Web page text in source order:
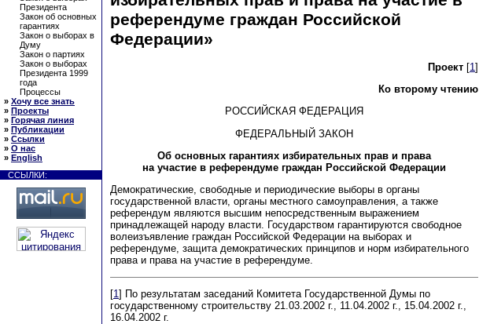
Президента
Закон об основных
гарантиях
Закон о выборах в
Думу
Закон о партиях
Закон о выборах
Президента 1999
года
Процессы
» Хочу все знать
» Проекты
» Горячая линия
» Публикации
» Ссылки
» О нас
» English
ССЫЛКИ:
референдуме граждан Российской
Федерации»
Проект [1]
Ко второму чтению
РОССИЙСКАЯ ФЕДЕРАЦИЯ
ФЕДЕРАЛЬНЫЙ ЗАКОН
Об основных гарантиях избирательных прав и права
на участие в референдуме граждан Российской Федерации
Демократические, свободные и периодические выборы в органы
государственной власти, органы местного самоуправления, а также
референдум являются высшим непосредственным выражением
принадлежащей народу власти. Государством гарантируются свободное
волеизъявление граждан Российской Федерации на выборах и
референдуме, защита демократических принципов и норм избирательного
права и права на участие в референдуме.
[1 ] По результатам заседаний Комитета Государственной Думы по
государственному строительству 21.03.2002 г., 11.04.2002 г., 15.04.2002 г.,
16.04.2002 г.